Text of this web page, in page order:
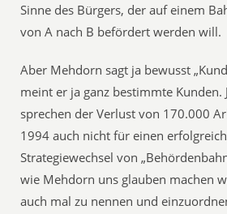
Sinne des Bürgers, der auf einem
von A nach B befördert werden will.
Aber Mehdorn sagt ja bewusst
meint er ja ganz bestimmte Kunden.
sprechen der Verlust von 170.000
1994 auch nicht für einen
Strategiewechsel von
wie Mehdorn uns glauben machen
auch mal zu nennen und